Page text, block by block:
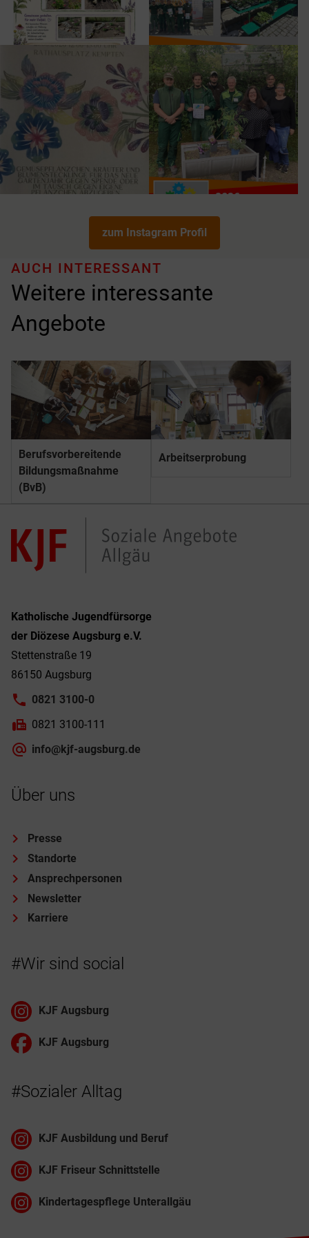
zum Instagram Profil
Weitere interessante
Angebote
AUCH INTERESSANT
Berufs­­vorbereitende
Bildungs­­maßnahme
(BvB)
Arbeitserprobung
Katholische Jugendfürsorge
der Diözese Augsburg e.V.
Stettenstraße 19
86150 Augsburg
0821 3100-0
0821 3100-111
info@kjf-augsburg.de
Über uns
Presse
Standorte
Ansprechpersonen
Newsletter
Karriere
#Wir sind social
KJF Augsburg
KJF Augsburg
#Sozialer Alltag
KJF Ausbildung und Beruf
KJF Friseur Schnittstelle
Kindertagespflege Unterallgäu